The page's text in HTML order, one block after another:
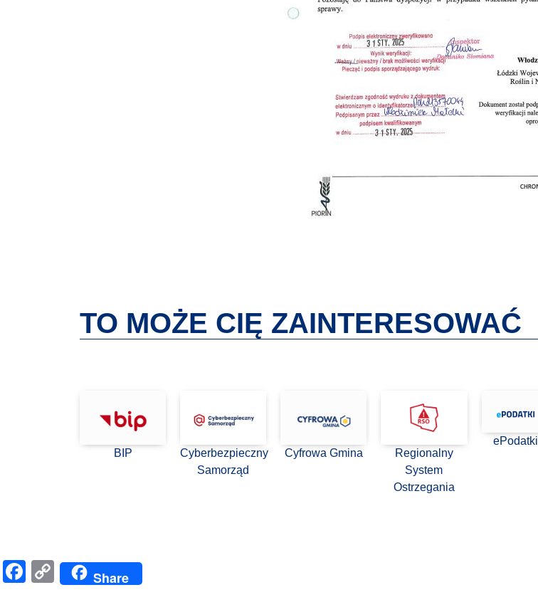
TO MOŻE CIĘ ZAINTERESOWAĆ
BIP
Cyberbezpieczny
Samorząd
Cyfrowa Gmina
Regionalny
System
Ostrzegania
ePodatki
Facebook
CopyShare